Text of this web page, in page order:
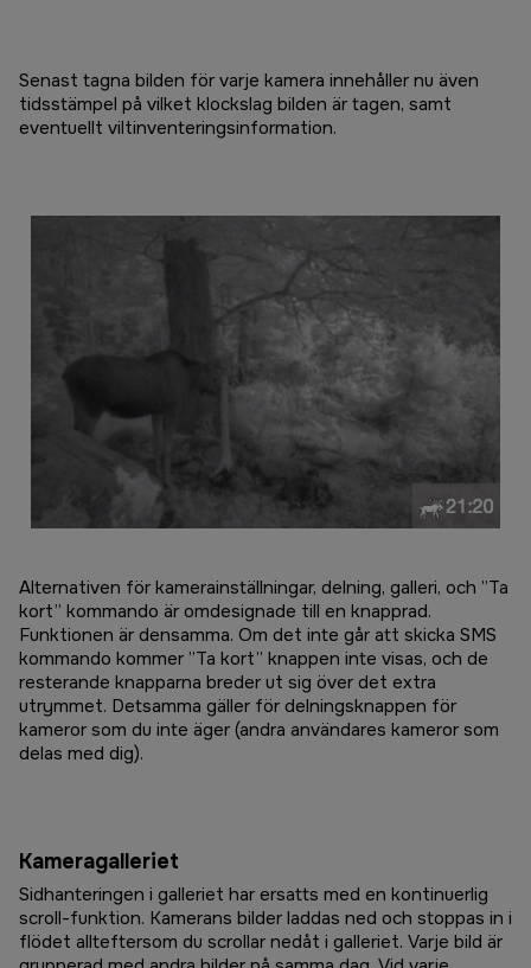
Senast tagna bilden för varje kamera innehåller nu även
tidsstämpel på vilket klockslag bilden är tagen, samt
eventuellt viltinventeringsinformation.
Alternativen för kamerainställningar, delning, galleri, och ”Ta
kort” kommando är omdesignade till en knapprad.
Funktionen är densamma. Om det inte går att skicka SMS
kommando kommer ”Ta kort” knappen inte visas, och de
resterande knapparna breder ut sig över det extra
utrymmet. Detsamma gäller för delningsknappen för
kameror som du inte äger (andra användares kameror som
delas med dig).
Kameragalleriet
Sidhanteringen i galleriet har ersatts med en kontinuerlig
scroll-funktion. Kamerans bilder laddas ned och stoppas in i
flödet allteftersom du scrollar nedåt i galleriet. Varje bild är